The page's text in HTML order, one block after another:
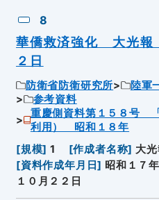
8
華僑救済強化 大光報
２日
防衛省防衛研究所 陸軍
参考資料
重慶側資料第１５８号
利用） 昭和１８年
[規模] 1 [作成者名称] 大光
[資料作成年月日] 昭和１７
１０月２２日